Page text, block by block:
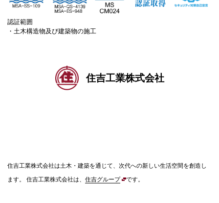
認証範囲
・土木構造物及び建築物の施工
住吉工業株式会社
住吉工業株式会社は土木・建築を通じて、次代への新しい生活空間を創造し
ます。
住吉工業株式会社は、 住吉グループです。